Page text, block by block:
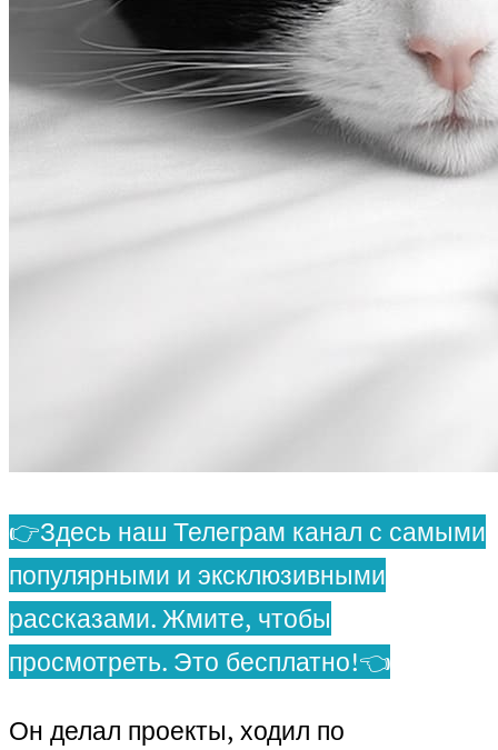
👉Здесь наш Телеграм канал с самыми
популярными и эксклюзивными
рассказами. Жмите, чтобы
просмотреть. Это бесплатно!👈
Он делал проекты, ходил по